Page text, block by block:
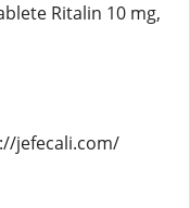
Ritalin 10 mg,
jefecali.com/